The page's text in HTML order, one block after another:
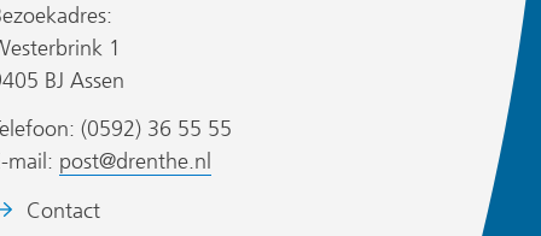
1
BJ Assen
(0592) 36 55 55
mail: post@drenthe.nl
Contact